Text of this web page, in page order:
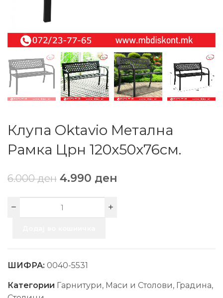
Клупа Oktavio Метална
Рамка Црн 120х50х76см.
6.000ден 4.990 ден
ШИФРА: 0040-5531
Категории Гарнитури, Маси и Столови, Градина,